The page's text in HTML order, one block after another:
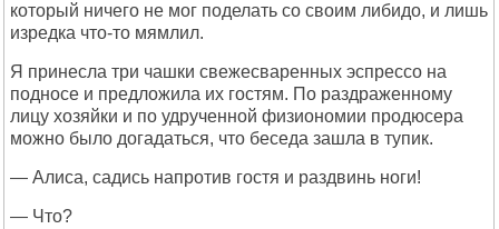
который ничего не мог поделать со своим либидо, и лишь
изредка что-то мямлил.
Я принесла три чашки свежесваренных эспрессо на
подносе и предложила их гостям. По раздраженному
лицу хозяйки и по удрученной физиономии продюсера
можно было догадаться, что беседа зашла в тупик.
— Алиса, садись напротив гостя и раздвинь ноги!
— Что?